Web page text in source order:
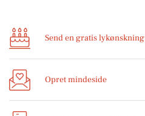
Send en gratis lykønskning
Opret mindeside